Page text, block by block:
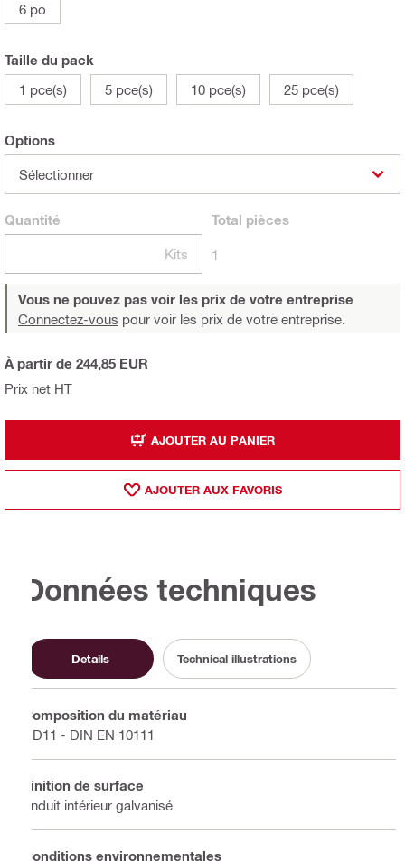
6 po
Taille du pack
1 pce(s)
5 pce(s) 10 pce(s) 25 pce(s)
Options
Sélectionner
Quantité
Kits
Total pièces
1
Vous ne pouvez pas voir les prix de votre entreprise
Connectez-vous pour voir les prix de votre entreprise.
Prix net HT
À partir de 244,85 EUR
AJOUTER AU PANIER
AJOUTER AUX FAVORIS
Données techniques
Details Technical illustrations
Composition du matériau
DD11 - DIN EN 10111
Finition de surface
Enduit intérieur galvanisé
Conditions environnementales